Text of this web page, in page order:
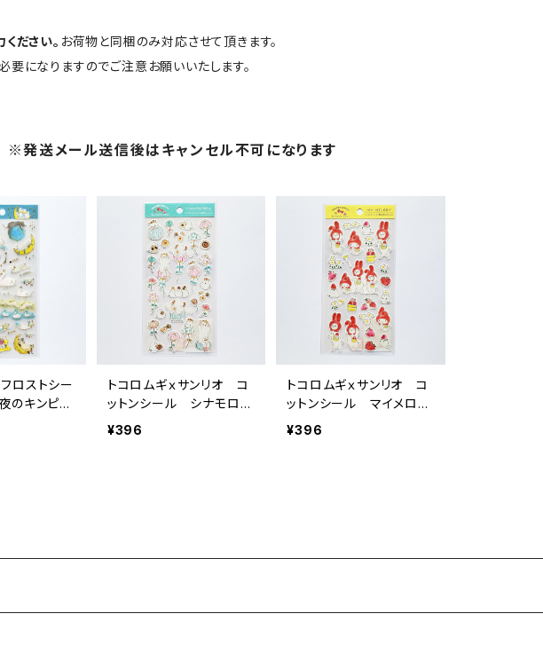
ださい。 お荷物と同梱のみ対応させて頂きます。
になりますのでご注意お願いいたします。
※発送メール送信後はキャンセル不可になります
ロストシー
のキンピカ
ー
トコロムギｘサンリオ コ
ットンシール シナモロー
ル
¥396
トコロムギｘサンリオ コ
ットンシール マイメロデ
ィ
¥396